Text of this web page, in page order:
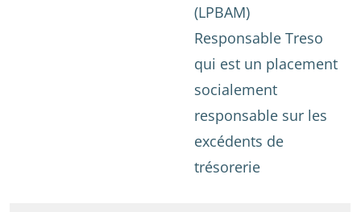
(LPBAM)
Responsable Treso
qui est un placement
socialement
responsable sur les
excédents de
trésorerie